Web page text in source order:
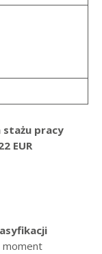
pracy
EUR
moment